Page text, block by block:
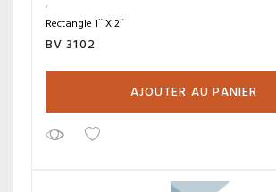
Rectangle 1¨ X 2¨
BV 3102
AJOUTER AU PANIER